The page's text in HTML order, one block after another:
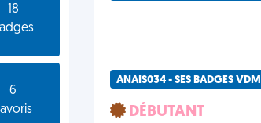
18
6
ANAIS034 - SES BADGES VDM
DÉBUTANT